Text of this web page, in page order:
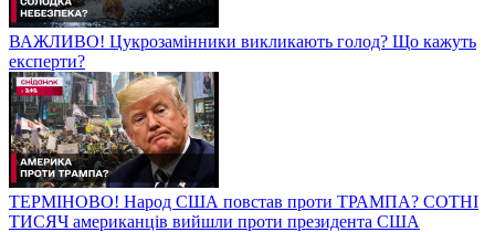
ВАЖЛИВО! Цукрозамінники викликають голод? Що кажуть
експерти?
ТЕРМІНОВО! Народ США повстав проти ТРАМПА? СОТНІ
ТИСЯЧ американців вийшли проти президента США